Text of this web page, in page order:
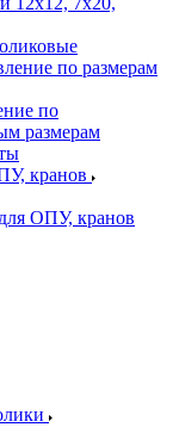
по размерам
по
размерам
кранов
ОПУ, кранов